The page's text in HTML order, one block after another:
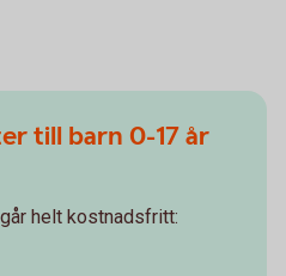
till barn 0-17 år
helt kostnadsfritt: